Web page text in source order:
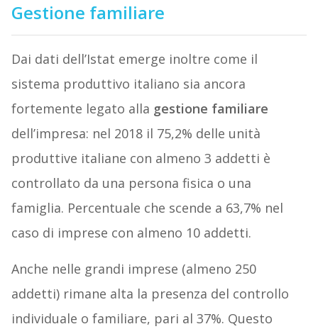
Gestione familiare
Dai dati dell’Istat emerge inoltre come il
sistema produttivo italiano sia ancora
fortemente legato alla gestione familiare
dell’impresa: nel 2018 il 75,2% delle unità
produttive italiane con almeno 3 addetti è
controllato da una persona fisica o una
famiglia. Percentuale che scende a 63,7% nel
caso di imprese con almeno 10 addetti.
Anche nelle grandi imprese (almeno 250
addetti) rimane alta la presenza del controllo
individuale o familiare, pari al 37%. Questo